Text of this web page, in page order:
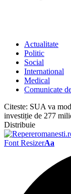
Actualitate
Politic
Social
International
Medical
Comunicate
Citeste: SUA va
investiție de 277
Distribuie
Font ResizerAa